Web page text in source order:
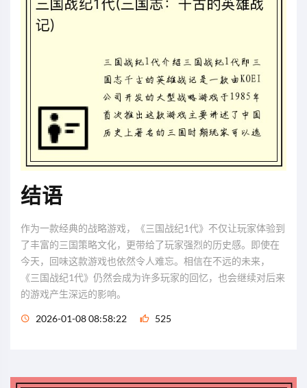
结语
作为一款经典的战略游戏，《三国战纪1代》不仅让玩家体验到
了丰富的三国策略文化，更带给了玩家强烈的历史感。即使在
今天，回味这款游戏也依然令人难忘。相信在不远的未来，
《三国战纪1代》仍然会成为许多玩家的回忆，也会继续对后来
的游戏产生深远的影响。
2026-01-08 08:58:22 525